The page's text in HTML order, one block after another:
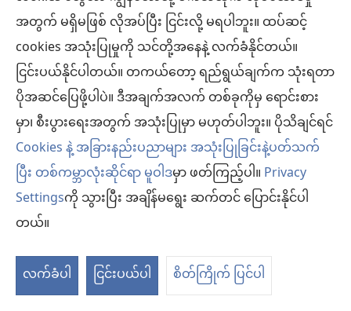
အတွက် မရှိမဖြစ် လိုအပ်ပြီး ငြင်းလို့ မရပါဘူး။ ထပ်ဆင့်
cookies အသုံးပြုမှုကို သင်တို့အနေနဲ့ လက်ခံနိုင်တယ်။
ငြင်းပယ်နိုင်ပါတယ်။ တကယ်တော့ ရည်ရွယ်ချက်က သုံးရတာ
ပိုအဆင်ပြေဖို့ပါပဲ။ ဒီအချက်အလက် တစ်ခုကိုမှ ရောင်းစား
မှာ၊ စီးပွားရေးအတွက် အသုံးပြုမှာ မဟုတ်ပါဘူး။ ပိုသိချင်ရင်
Cookies နဲ့ အခြားနည်းပညာများ အသုံးပြုခြင်းနဲ့ပတ်သက်
ပြီး တစ်ကမ္ဘာလုံးဆိုင်ရာ မူဝါဒမှာ ဖတ်ကြည့်ပါ။Privacy
Settingsကို သွားပြီး အချိန်မရွေး ဆက်တင် ပြောင်းနိုင်ပါ
တယ်။
လက်ခံပါ
ငြင်းပယ်ပါ စိတ်ကြိုက် ပြင်ပါ
င့်
နေ
ပါ
တယ်)
ရင်းမြစ်‎: Anesthesiology 2011;115(6):1179-91.
Index လုပ်ထား‎: PubMed 21970887
DOI‎: 10.1097/ALN.0b013e31823497dd
https://www.ncbi.nlm.nih.gov/pubmed/21970887(window
အသစ်
င့်
ပါ
တယ်)
Comparison of 4-factor prothrombin complex
concentrate with frozen plasma for
management of hemorrhage during and
after cardiac surgery: a randomized pilot
အသစ်
Karkouti K, Bartoszko J, Grewal D, Bingley C, Armali C,
Carroll J, Hucke HP, Kron A, McCluskey SA, Rao V,